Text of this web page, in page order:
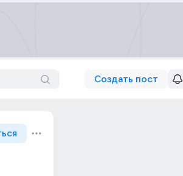
Создать пост